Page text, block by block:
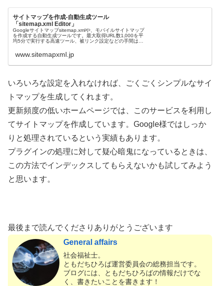
サイトマップを作成-自動生成ツール
「sitemap.xml Editor」
Googleサイトマップsitemap.xmlや、モバイルサイトマップ
を作成する自動生成ツールです。最大取得URL数1‚000を平
均5分で実行する高速ツール、被リンク設定などの手間は必
www.sitemapxml.jp
いろいろな設定を入れなければ、ごくごくシンプルなサイ
トマップを生成してくれます。
更新頻度の低いホームページでは、このサービスを利用し
てサイトマップを作成しています。Google様ではしっか
りと処理されているという実績もあります。
プラグインの処理に対して疑心暗鬼になっているときは、
この方法でインデックスしてもらえないかも試してみよう
と思います。
最後まで読んでくださりありがとうございます
General affairs
社会福祉士。
ともだちひろば運営委員会の総務担当です。
ブログには、ともだちひろばの情報だけでな
く、書きたいことを書きます！